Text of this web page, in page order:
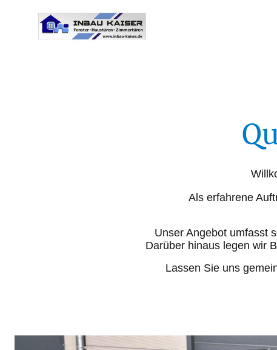
Als erfahrene
Unser Angebot umfasst
Darüber hinaus legen wir
Lassen Sie uns